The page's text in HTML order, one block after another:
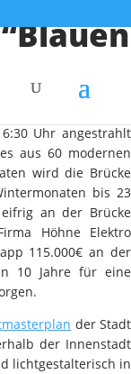
Uhr angestrahlt
aus 60 modernen
wird die Brücke
bis 23
an der Brücke
Höhne Elektro
115.000€ an der
10 Jahre für eine
der Stadt
der Innenstadt
lichtgestalterisch in